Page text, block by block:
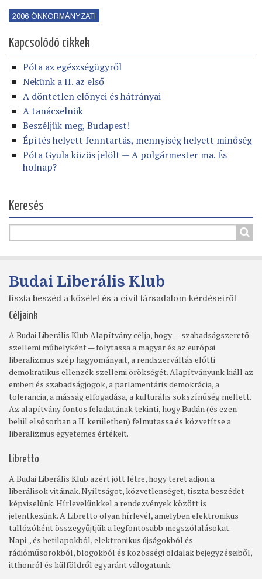
2006 ÖNKORMÁNYZATI
Kapcsolódó cikkek
Póta az egészségügyről
Nekünk a II. az első
A döntetlen előnyei és hátrányai
A tanácselnök
Beszéljük meg, Budapest!
Építés helyett fenntartás, mennyiség helyett minőség
Póta Gyula közös jelölt — A polgármester ma. És
holnap?
Keresés
Budai Liberális Klub
tiszta beszéd a közélet és a civil társadalom kérdéseiről
Céljaink
A Budai Liberális Klub Alapítvány célja, hogy — szabadságszerető
szellemi műhelyként — folytassa a magyar és az európai
liberalizmus szép hagyományait, a rendszerváltás előtti
demokratikus ellenzék szellemi örökségét. Alapítványunk kiáll az
emberi és szabadságjogok, a parlamentáris demokrácia, a
tolerancia, a másság elfogadása, a kulturális sokszínűség mellett.
Az alapítvány fontos feladatának tekinti, hogy Budán (és ezen
belül elsősorban a II. kerületben) felmutassa és közvetítse a
liberalizmus egyetemes értékeit.
Libretto
A Budai Liberális Klub azért jött létre, hogy teret adjon a
liberálisok vitáinak. Nyíltságot, közvetlenséget, tiszta beszédet
képviselünk. Hírlevelünkkel a rendezvények között is
jelentkezünk. A Libretto olyan hírlevél, amelyben elektronikus
tallózóként összegyűjtjük a legfontosabb megszólalásokat.
Napi-, és hetilapokból, elektronikus újságokból és
rádióműsorokból, blogokból és közösségi oldalak bejegyzéseiből,
itthonról és külföldről egyaránt válogatunk.